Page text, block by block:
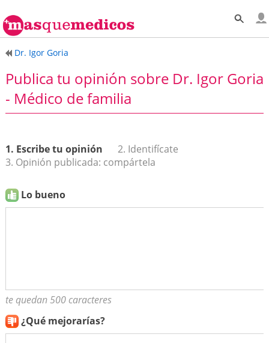
Dr. Igor Goria
Publica tu opinión sobre Dr. Igor Goria
- Médico de familia
1. Escribe tu opinión
2. Identifícate
3. Opinión publicada: compártela
Lo bueno
te quedan 500 caracteres
¿Qué mejorarías?